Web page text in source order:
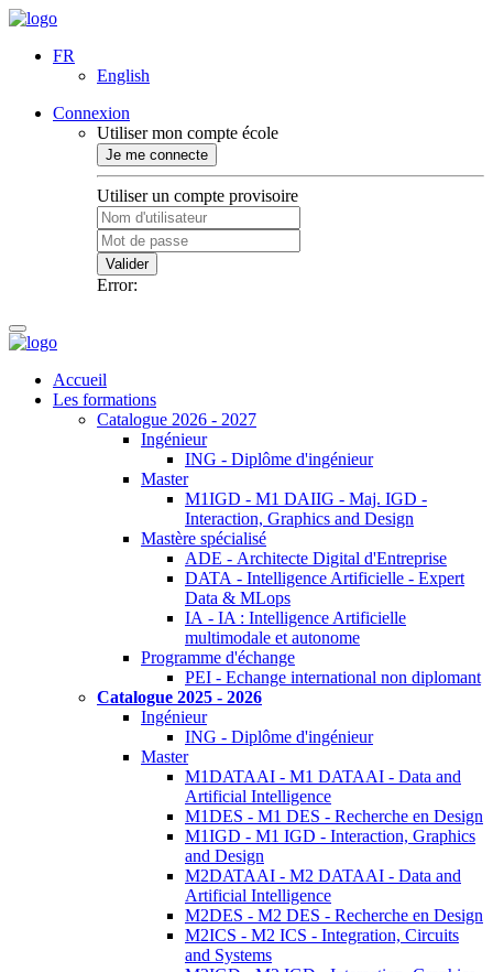
FR
English
Connexion
Utiliser mon compte école
Je me connecte
Utiliser un compte provisoire
Valider
Error:
Accueil
Les formations
Catalogue 2026 - 2027
Ingénieur
ING - Diplôme d'ingénieur
Master
M1IGD - M1 DAIIG - Maj. IGD -
Interaction, Graphics and Design
Mastère spécialisé
ADE - Architecte Digital d'Entreprise
DATA - Intelligence Artificielle - Expert
Data & MLops
IA - IA : Intelligence Artificielle
multimodale et autonome
Programme d'échange
PEI - Echange international non diplomant
Catalogue 2025 - 2026
Ingénieur
ING - Diplôme d'ingénieur
Master
M1DATAAI - M1 DATAAI - Data and
Artificial Intelligence
M1DES - M1 DES - Recherche en Design
M1IGD - M1 IGD - Interaction, Graphics
and Design
M2DATAAI - M2 DATAAI - Data and
Artificial Intelligence
M2DES - M2 DES - Recherche en Design
M2ICS - M2 ICS - Integration, Circuits
and Systems